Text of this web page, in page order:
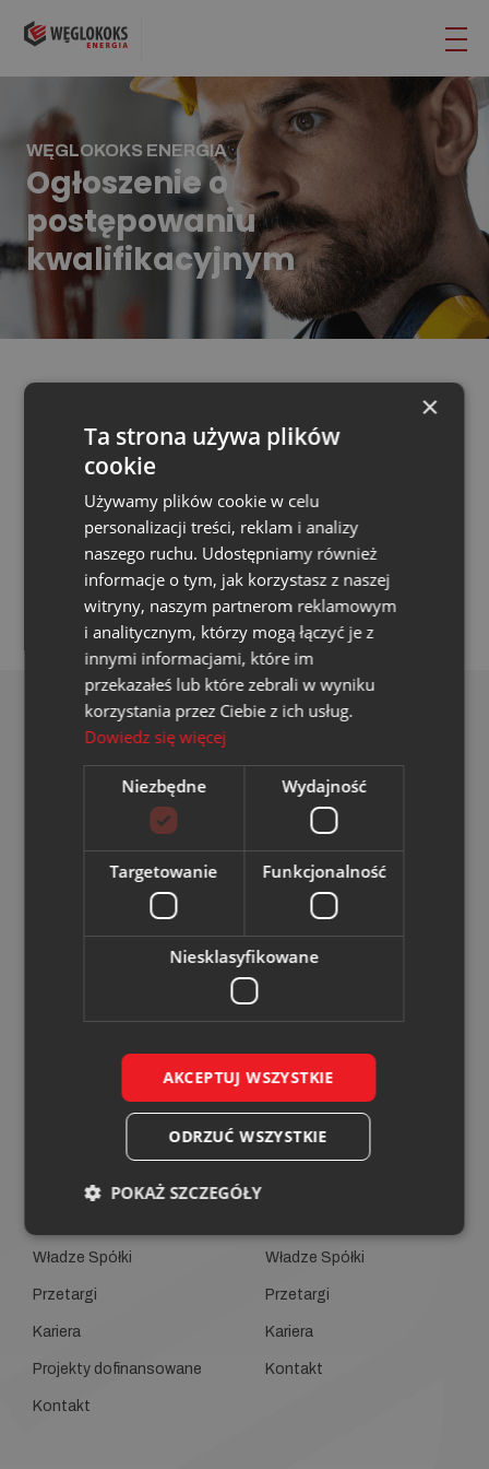
WĘGLOKOKS ENERGIA
Ogłoszenie o
postępowaniu
kwalifikacyjnym
BIP WĘGLOKOKS ENERGIA
pokaż menu
Władze Spółki
O Spółce
Władze Spółki
Przetargi
Kariera
Projekty dofinansowane
Władze Spółki
Przetargi
Kariera
Projekty dofinansowane
Kontakt
Władze Spółki
Przetargi
Kariera
Kontakt
×
Ta strona używa plików
cookie
Używamy plików cookie w celu
personalizacji treści, reklam i analizy
naszego ruchu. Udostępniamy również
informacje o tym, jak korzystasz z naszej
witryny, naszym partnerom reklamowym
i analitycznym, którzy mogą łączyć je z
innymi informacjami, które im
przekazałeś lub które zebrali w wyniku
korzystania przez Ciebie z ich usług.
Dowiedz się więcej
Niezbędne Wydajność
Targetowanie Funkcjonalność
Niesklasyfikowane
AKCEPTUJ WSZYSTKIE
ODRZUĆ WSZYSTKIE
POKAŻ SZCZEGÓŁY